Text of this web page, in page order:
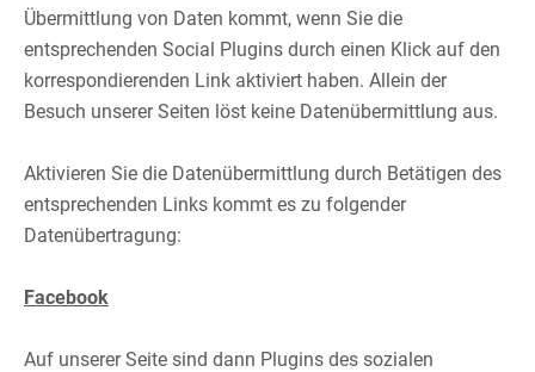
Übermittlung von Daten kommt, wenn Sie die
entsprechenden Social Plugins durch einen Klick auf den
korrespondierenden Link aktiviert haben. Allein der
Besuch unserer Seiten löst keine Datenübermittlung aus.​
Aktivieren Sie die Datenübermittlung durch Betätigen des
entsprechenden Links kommt es zu folgender
Datenübertragung:​
Facebook
Auf unserer Seite sind dann Plugins des sozialen